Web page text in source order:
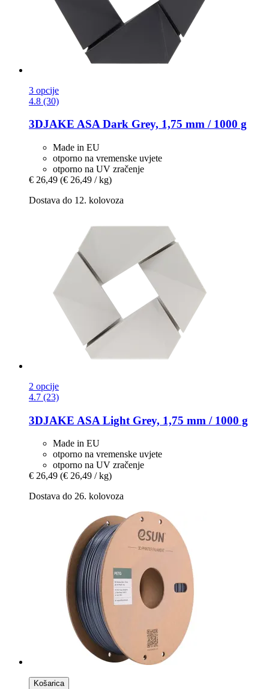
3 opcije
4.8 (30)
3DJAKE ASA Dark Grey, 1,75 mm / 1000 g
Made in EU
otporno na vremenske uvjete
otporno na UV zračenje
€ 26,49 (€ 26,49 / kg)
Dostava do 12. kolovoza
2 opcije
4.7 (23)
3DJAKE ASA Light Grey, 1,75 mm / 1000 g
Made in EU
otporno na vremenske uvjete
otporno na UV zračenje
€ 26,49 (€ 26,49 / kg)
Dostava do 26. kolovoza
Košarica